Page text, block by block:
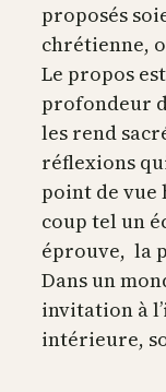
proposés
chrétienne,
Le propos
profondeur
les rend
réflexions
point de vue
coup tel un
éprouve, la
Dans un
invitation à
intérieure,